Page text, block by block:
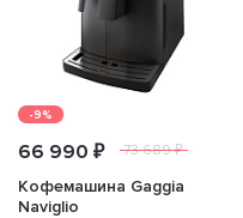
-9%
66 990 ₽ 73 689 ₽
Кофемашина Gaggia
Naviglio